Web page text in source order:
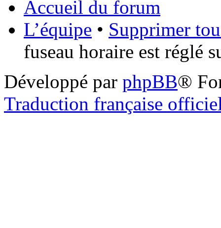
Accueil du forum
L’équipe • Supprimer
fuseau horaire est réglé
Développé par phpBB®
Traduction française